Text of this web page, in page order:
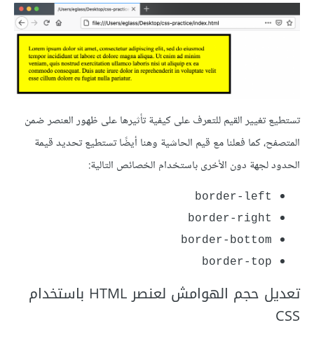
تستطيع تغيير القيم للتعرف على كيفية تأثيرها على ظهور العنصر ضمن
المتصفح، كما فعلنا مع قيم الحاشية وهنا أيضًا تستطيع تحديد قيمة
الحدود لجهة دون الأخرى باستخدام الخصائص التالية:
border-left
border-right
border-bottom
border-top
تعديل حجم الهوامش لعنصر HTML باستخدام
CSS